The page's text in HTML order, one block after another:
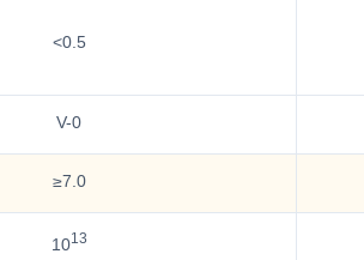
<0.5
V-0
≥7.0
1013